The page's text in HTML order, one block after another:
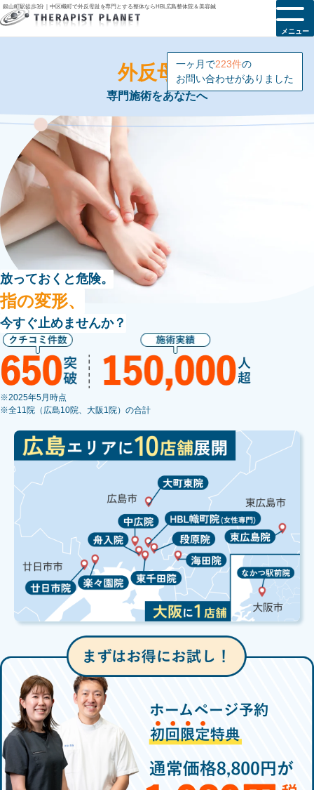
銀山町駅徒歩3分｜中区幟町で外反母趾を専門とする整体ならHBL広島整体院＆美容鍼
メニュー
外反母趾
専門施術をあなたへ
放っておくと危険。
指の変形、
今すぐ止めませんか？
※2025年5月時点
※全11院（広島10院、大阪1院）の合計